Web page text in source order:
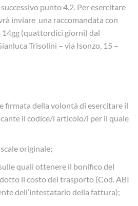
punto 4.2. Per esercitare
inviare una raccomandata con
(quattordici giorni) dal
Trisolini – via Isonzo, 15 –
firmata della volontà di esercitare il
il codice/i articolo/i per il quale
originale;
quali ottenere il bonifico del
il costo del trasporto (Cod. ABI
dell’intestatario della fattura);